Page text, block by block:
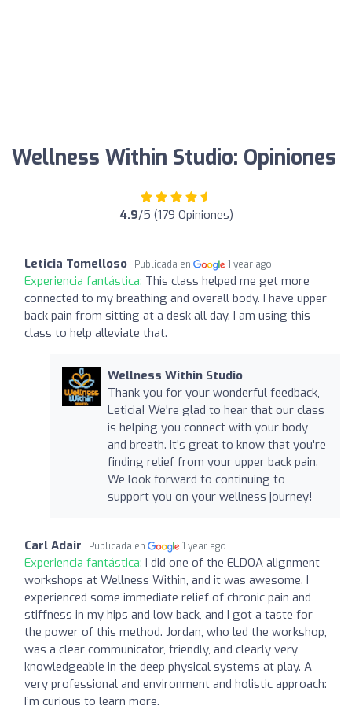
Wellness Within Studio: Opiniones
4.9/5 (179 Opiniones)
Leticia Tomelloso Publicada en 1 year ago
Experiencia fantástica: This class helped me get more
connected to my breathing and overall body. I have upper
back pain from sitting at a desk all day. I am using this
class to help alleviate that.
Wellness Within Studio
Thank you for your wonderful feedback,
Leticia! We're glad to hear that our class
is helping you connect with your body
and breath. It's great to know that you're
finding relief from your upper back pain.
We look forward to continuing to
support you on your wellness journey!
Carl Adair Publicada en 1 year ago
Experiencia fantástica: I did one of the ELDOA alignment
workshops at Wellness Within, and it was awesome. I
experienced some immediate relief of chronic pain and
stiffness in my hips and low back, and I got a taste for
the power of this method. Jordan, who led the workshop,
was a clear communicator, friendly, and clearly very
knowledgeable in the deep physical systems at play. A
very professional and environment and holistic approach:
I’m curious to learn more.